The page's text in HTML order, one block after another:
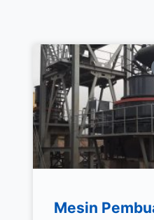
Mesin